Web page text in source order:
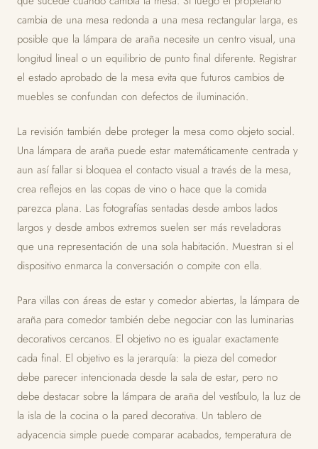
cambia de una mesa redonda a una mesa rectangular larga, es
posible que la lámpara de araña necesite un centro visual, una
longitud lineal o un equilibrio de punto final diferente. Registrar
el estado aprobado de la mesa evita que futuros cambios de
muebles se confundan con defectos de iluminación.
La revisión también debe proteger la mesa como objeto social.
Una lámpara de araña puede estar matemáticamente centrada y
aun así fallar si bloquea el contacto visual a través de la mesa,
crea reflejos en las copas de vino o hace que la comida
parezca plana. Las fotografías sentadas desde ambos lados
largos y desde ambos extremos suelen ser más reveladoras
que una representación de una sola habitación. Muestran si el
dispositivo enmarca la conversación o compite con ella.
Para villas con áreas de estar y comedor abiertas, la lámpara de
araña para comedor también debe negociar con las luminarias
decorativos cercanos. El objetivo no es igualar exactamente
cada final. El objetivo es la jerarquía: la pieza del comedor
debe parecer intencionada desde la sala de estar, pero no
debe destacar sobre la lámpara de araña del vestíbulo, la luz de
la isla de la cocina o la pared decorativa. Un tablero de
adyacencia simple puede comparar acabados, temperatura de